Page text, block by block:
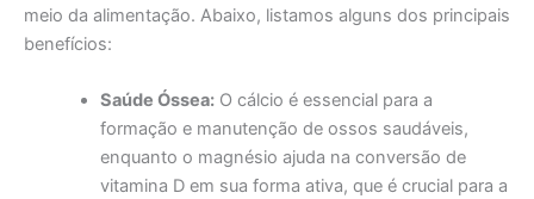
meio da alimentação. Abaixo, listamos alguns dos principais
benefícios:
Saúde Óssea:O cálcio é essencial para a
formação e manutenção de ossos saudáveis,
enquanto o magnésio ajuda na conversão de
vitamina D em sua forma ativa, que é crucial para a